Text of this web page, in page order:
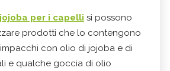
per i capelli si possono
prodotti che lo contengono
con olio di jojoba e di
e qualche goccia di olio